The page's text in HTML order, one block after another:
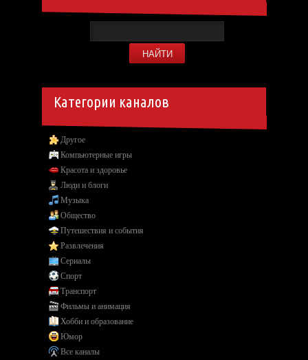
Категории каналов
Другое
Компьютерные игры
Красота и здоровье
Люди и блоги
Музыка
Общество
Путешествия и события
Развлечения
Сериалы
Спорт
Транспорт
Фильмы и анимация
Хобби и образование
Юмор
Все каналы